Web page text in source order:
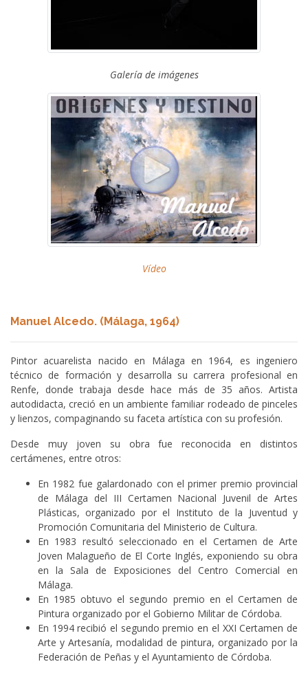
Galería de imágenes
Vídeo
Manuel Alcedo. (Málaga, 1964)
Pintor acuarelista nacido en Málaga en 1964, es ingeniero
técnico de formación y desarrolla su carrera profesional en
Renfe, donde trabaja desde hace más de 35 años. Artista
autodidacta, creció en un ambiente familiar rodeado de pinceles
y lienzos, compaginando su faceta artística con su profesión.
Desde muy joven su obra fue reconocida en distintos
certámenes, entre otros:
En 1982 fue galardonado con el primer premio provincial
de Málaga del III Certamen Nacional Juvenil de Artes
Plásticas, organizado por el Instituto de la Juventud y
Promoción Comunitaria del Ministerio de Cultura.
En 1983 resultó seleccionado en el Certamen de Arte
Joven Malagueño de El Corte Inglés, exponiendo su obra
en la Sala de Exposiciones del Centro Comercial en
Málaga.
En 1985 obtuvo el segundo premio en el Certamen de
Pintura organizado por el Gobierno Militar de Córdoba.
En 1994 recibió el segundo premio en el XXI Certamen de
Arte y Artesanía, modalidad de pintura, organizado por la
Federación de Peñas y el Ayuntamiento de Córdoba.